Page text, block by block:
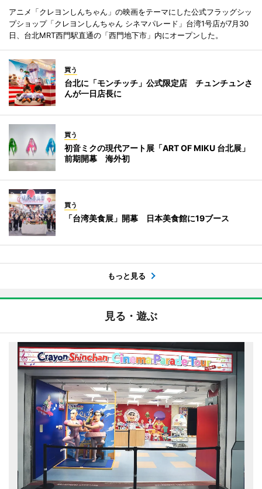
アニメ「クレヨンしんちゃん」の映画をテーマにした公式フラッグシッ
プショップ「クレヨンしんちゃん シネマパレード」台湾1号店が7月30
日、台北MRT西門駅直通の「西門地下市」内にオープンした。
買う
台北に「モンチッチ」公式限定店 チュンチュンさ
んが一日店長に
買う
初音ミクの現代アート展「ART OF MIKU 台北展」
前期開幕 海外初
買う
「台湾美食展」開幕 日本美食館に19ブース
もっと見る
見る・遊ぶ